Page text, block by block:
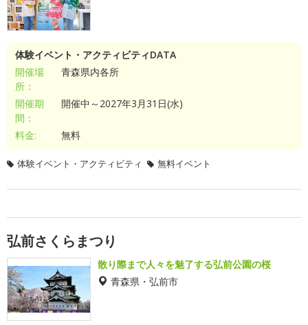
体験イベント・アクティビティDATA
開催場
所：
青森県内各所
開催期
間：
開催中～2027年3月31日(水)
料金: 無料
体験イベント・アクティビティ 無料イベント
弘前さくらまつり
散り際まで人々を魅了する弘前公園の桜
青森県・弘前市